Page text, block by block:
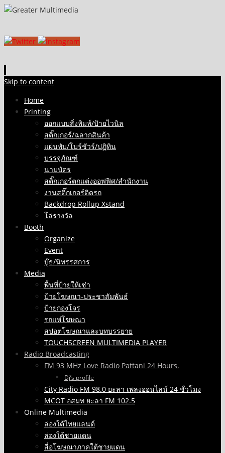
Skip to content
Home
Printing
ออกแบบสิ่งพิมพ์/ป้ายไวนิล
สติ๊กเกอร์/ฉลากสินค้า
แผ่นพับ/โบร์ชัวร์/ปฏิทิน
บรรจุภัณฑ์
นามบัตร
สติ๊กเกอร์ตกแต่งออฟฟิศ/สำนักงาน
งานสติ๊กเกอร์ติดรถ
Backdrop Rollup Xstand
โล่รางวัล
Booth
Organize
Event
บู๊ธ/นิทรรศการ
Media
พื้นที่ป้ายให้เช่า
ป้ายโฆษณา-ประชาสัมพันธ์
ป้ายกองโจร
รถแห่โฆษณา
สปอตโฆษณาและบทบรรยาย
TOUCHSCREEN MULTIMEDIA PLAYER
Radio Broadcasting
FM 93 MHz Love Radio Pattani 24 Hours.
Dj’s profile
City Radio FM 98.0 ยะลา เพลงออนไลน์ 24 ชั่วโมง
MCOT อสมท ยะลา FM 102.5
Online Multimedia
ล่องใต้ไทยแลนด์
ล่องใต้ชายแดน
สื่อโฆษณาภาคใต้ชายแดน